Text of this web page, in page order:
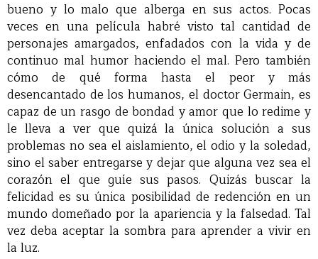
bueno y lo malo que alberga en sus actos. Pocas
veces en una película habré visto tal cantidad de
personajes amargados, enfadados con la vida y de
continuo mal humor haciendo el mal. Pero también
cómo de qué forma hasta el peor y más
desencantado de los humanos, el doctor Germain, es
capaz de un rasgo de bondad y amor que lo redime y
le lleva a ver que quizá la única solución a sus
problemas no sea el aislamiento, el odio y la soledad,
sino el saber entregarse y dejar que alguna vez sea el
corazón el que guíe sus pasos. Quizás buscar la
felicidad es su única posibilidad de redención en un
mundo domeñado por la apariencia y la falsedad. Tal
vez deba aceptar la sombra para aprender a vivir en
la luz.